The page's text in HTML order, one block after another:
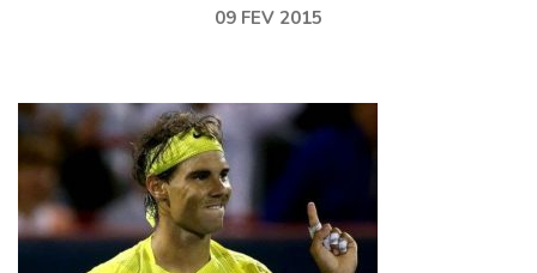
09 FEV 2015